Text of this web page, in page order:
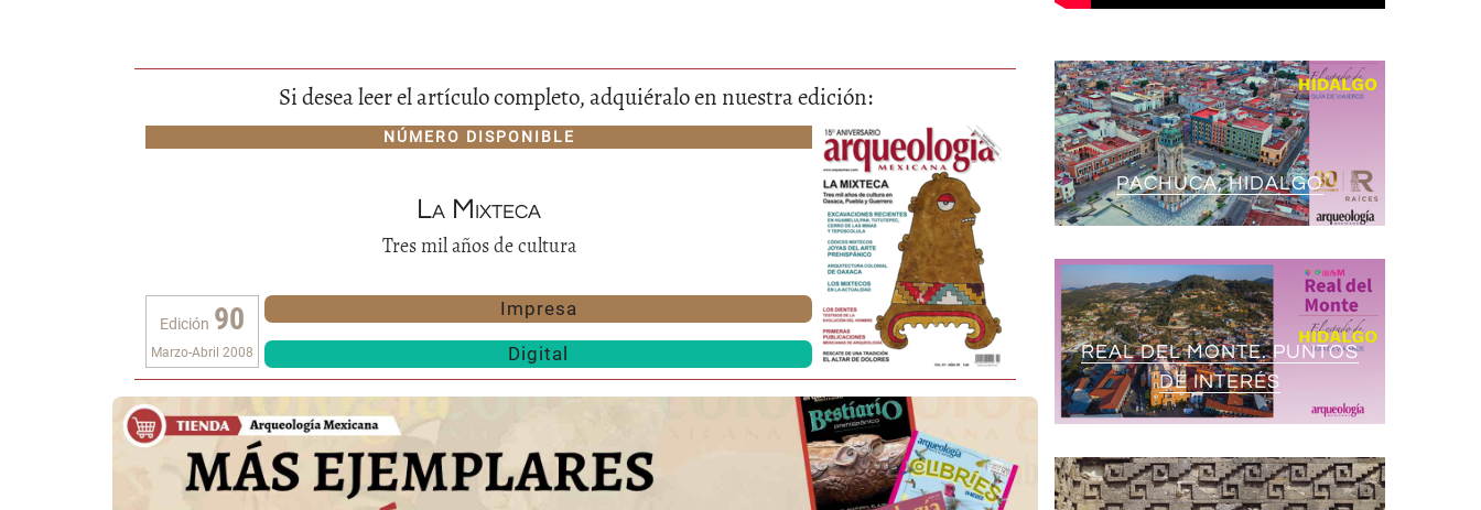
Si desea leer el artículo completo, adquiéralo en nuestra edición:
NÚMERO DISPONIBLE
La Mixteca
Tres mil años de cultura
Edición 90
Marzo-Abril 2008
Impresa
Digital
PACHUCA, HIDALGO
REAL DEL MONTE. PUNTOS
DE INTERÉS